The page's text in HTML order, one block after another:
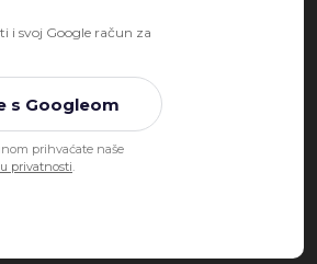
i svoj Google račun za
s Googleom
prihvaćate naše
privatnosti.